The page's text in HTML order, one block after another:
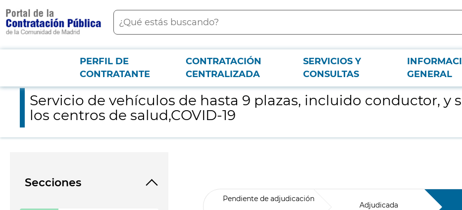
contenido
principal
Buscar
Menú PCON
PERFIL DE
CONTRATANTE
CONTRATACIÓN
CENTRALIZADA
SERVICIOS Y
CONSULTAS
GENERAL
Servicio de vehículos de hasta 9 plazas, incluido conductor, y sus conductores para los centros de salud,COVID-19
Servicio de vehículos de hasta 9 plazas, incluido conductor, y
los centros de salud,COVID-19
Secciones
Pendiente de adjudicación
Adjudicada